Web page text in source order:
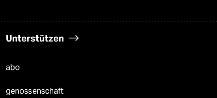
Unterstützen
abo
genossenschaft